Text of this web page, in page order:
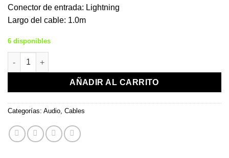
Conector de entrada: Lightning
Largo del cable: 1.0m
6 disponibles
Cable Aux-lightning 1 Metro cantidad
AÑADIR AL CARRITO
Categorías: Audio Cables